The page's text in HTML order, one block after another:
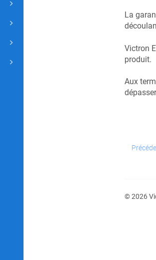
La
Victron
produit.
Aux
© 2026